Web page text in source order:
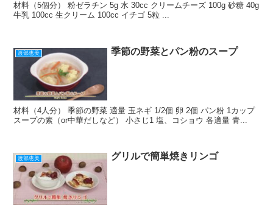
材料（5個分） 粉ゼラチン 5g 水 30cc クリームチーズ 100g 砂糖 40g
牛乳 100cc 生クリーム 100cc イチゴ 5粒 ...
渡部恵美 季節の野菜とパン粉のスープ
材料（4人分） 季節の野菜 適量 玉ネギ 1/2個 卵 2個 パン粉 1カップ
スープの素（or中華だしなど） 小さじ1 塩、コショウ 各適量 青...
渡部恵美 グリルで簡単焼きリンゴ